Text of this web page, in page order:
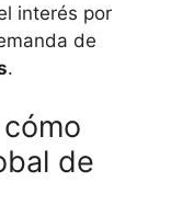
interés por
de
.
de